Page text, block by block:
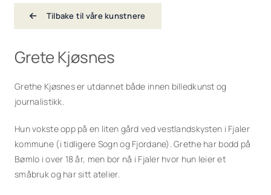
Tilbake til våre kunstnere
Grete Kjøsnes
Grethe Kjøsnes er utdannet både innen billedkunst og
journalistikk.
Hun vokste opp på en liten gård ved vestlandskysten i Fjaler
kommune (i tidligere Sogn og Fjordane). Grethe har bodd på
Bømlo i over 18 år, men bor nå i Fjaler hvor hun leier et
småbruk og har sitt atelier.